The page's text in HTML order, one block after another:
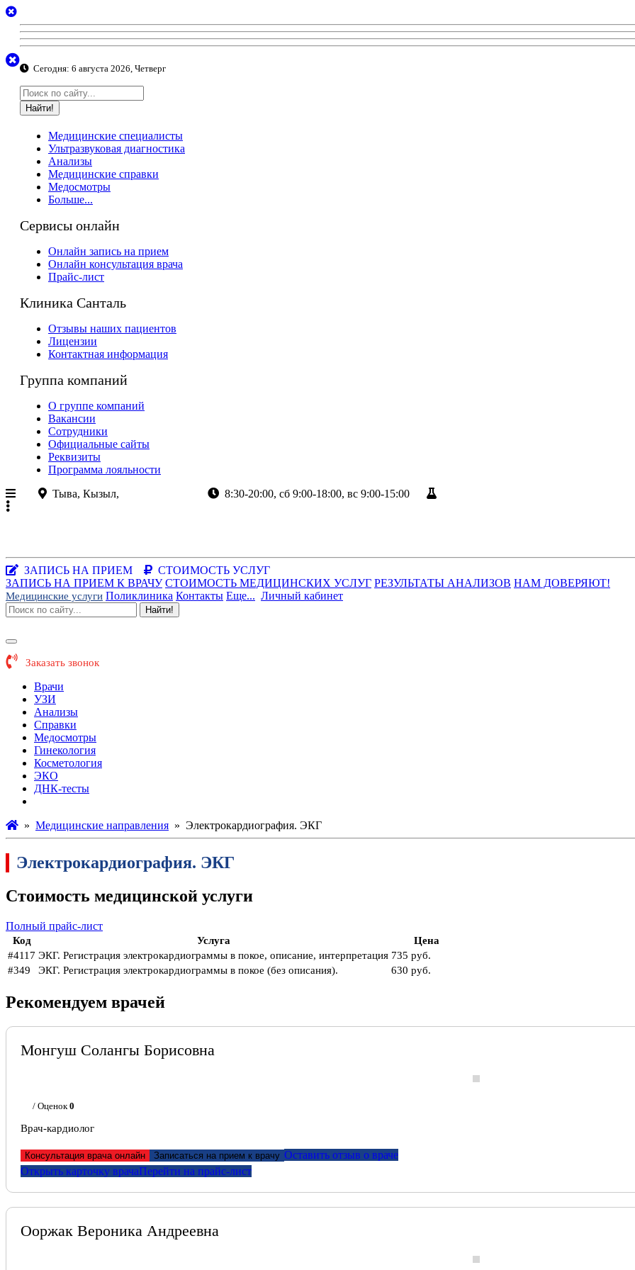
Сегодня: 6 августа 2026, Четверг
Найти!
Медицинские специалисты
Ультразвуковая диагностика
Анализы
Медицинские справки
Медосмотры
Больше...
Сервисы онлайн
Онлайн запись на прием
Онлайн консультация врача
Прайс-лист
Клиника Санталь
Отзывы наших пациентов
Лицензии
Контактная информация
Группа компаний
О группе компаний
Вакансии
Сотрудники
Официальные сайты
Реквизиты
Программа лояльности
Тыва, Кызыл,
8:30-20:00, сб 9:00-18:00, вс 9:00-15:00
ЗАПИСЬ НА ПРИЕМ
СТОИМОСТЬ УСЛУГ
ЗАПИСЬ НА ПРИЕМ К ВРАЧУ СТОИМОСТЬ МЕДИЦИНСКИХ УСЛУГ РЕЗУЛЬТАТЫ АНАЛИЗОВ НАМ ДОВЕРЯЮТ!
Медицинские услуги Поликлиника Контакты Еще... Личный кабинет
Найти!
Заказать звонок
Врачи
УЗИ
Анализы
Справки
Медосмотры
Гинекология
Косметология
ЭКО
ДНК-тесты
» Медицинские направления » Электрокардиография. ЭКГ
Электрокардиография. ЭКГ
Стоимость медицинской услуги
Полный прайс-лист
Код Услуга
Цена
#4117 ЭКГ. Регистрация электрокардиограммы в покое, описание, интерпретация 735 руб.
#349
ЭКГ. Регистрация электрокардиограммы в покое (без описания). 630 руб.
Рекомендуем врачей
Монгуш Солангы Борисовна
/ Оценок 0
Врач-кардиолог
Консультация врача онлайн Записаться на прием к врачу Оставить отзыв о враче
Открыть карточку врачаПерейти на прайс-лист
Ооржак Вероника Андреевна